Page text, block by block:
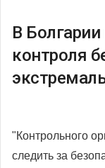
В Болгарии
контроля
"Контрольного
следить за